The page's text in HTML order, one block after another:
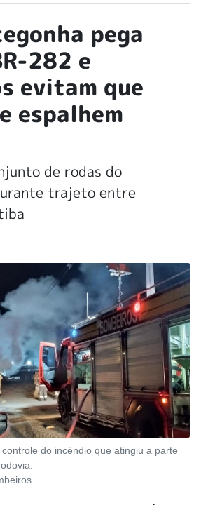
pega
282 e
evitam que
espalhem
de rodas do
trajeto entre
do incêndio que atingiu a parte